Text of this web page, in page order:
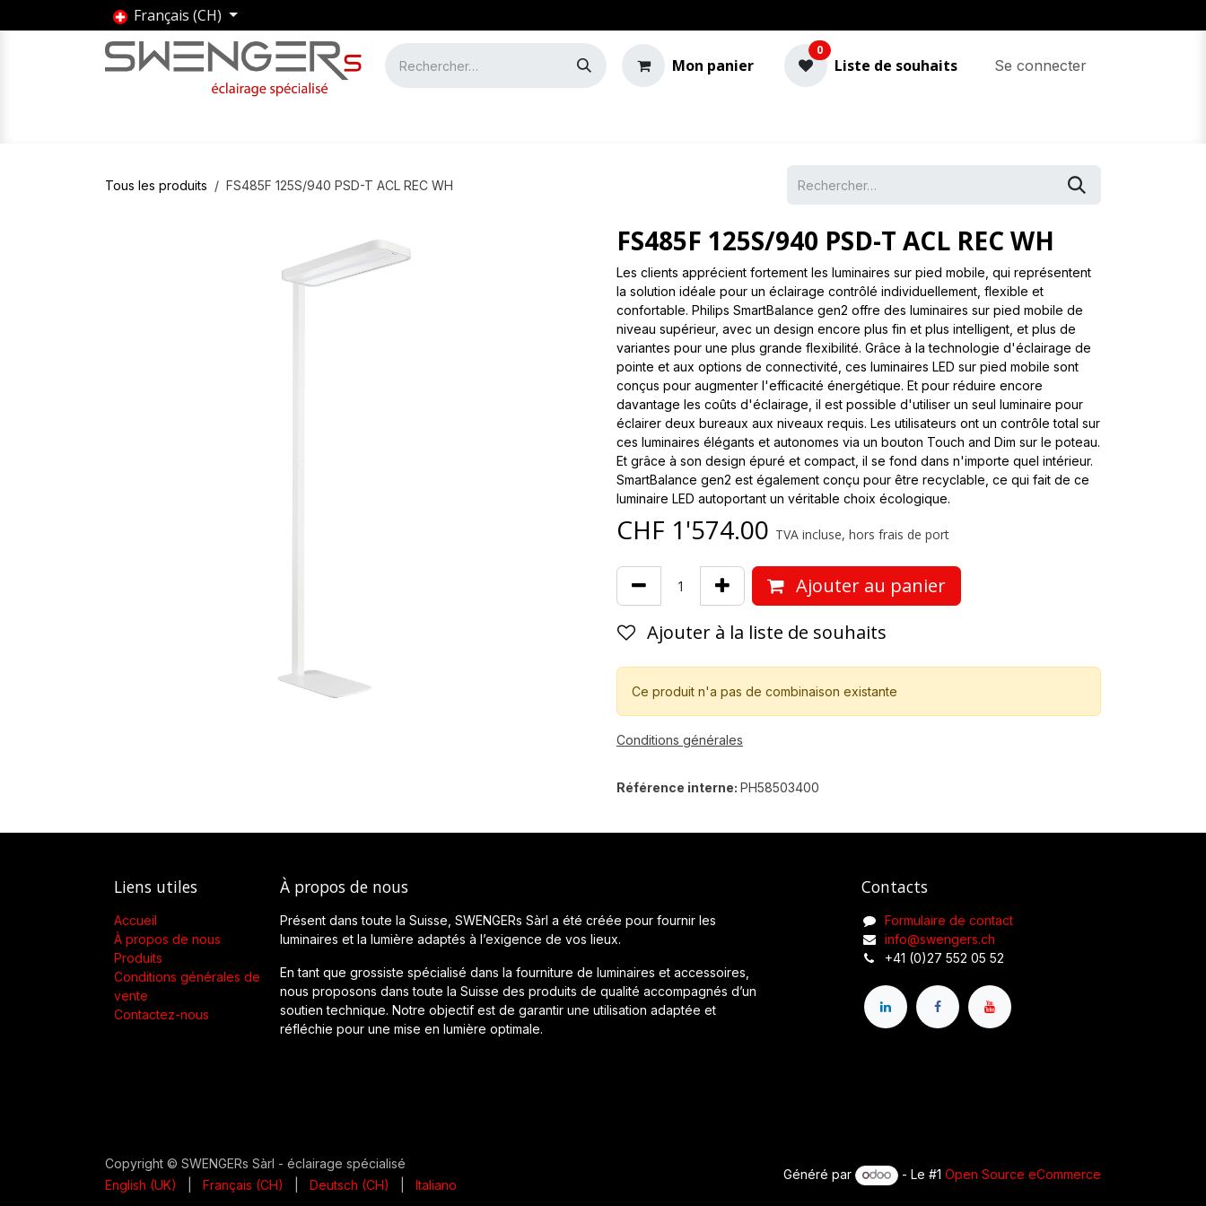
Se rendre au contenu
Français (CH)
Mon panier
0
Liste de souhaits Se connecter
Tous les produits FS485F 125S/940 PSD-T ACL REC WH
FS485F 125S/940 PSD-T ACL REC WH
Les clients apprécient fortement les luminaires sur pied mobile, qui représentent
la solution idéale pour un éclairage contrôlé individuellement, flexible et
confortable. Philips SmartBalance gen2 offre des luminaires sur pied mobile de
niveau supérieur, avec un design encore plus fin et plus intelligent, et plus de
variantes pour une plus grande flexibilité. Grâce à la technologie d'éclairage de
pointe et aux options de connectivité, ces luminaires LED sur pied mobile sont
conçus pour augmenter l'efficacité énergétique. Et pour réduire encore
davantage les coûts d'éclairage, il est possible d'utiliser un seul luminaire pour
éclairer deux bureaux aux niveaux requis. Les utilisateurs ont un contrôle total sur
ces luminaires élégants et autonomes via un bouton Touch and Dim sur le poteau.
Et grâce à son design épuré et compact, il se fond dans n'importe quel intérieur.
SmartBalance gen2 est également conçu pour être recyclable, ce qui fait de ce
luminaire LED autoportant un véritable choix écologique.
CHF 1'574.00 TVA incluse, hors frais de port
Ajouter au panier
Ajouter à la liste de souhaits
Ce produit n'a pas de combinaison existante
Conditions générales
Référence interne: PH58503400
Contacts
Formulaire de contact
info@swengers.ch
+41 (0)27 552 05 52
Liens utiles
Accueil
À propos de nous
Produits
Conditions générales de
vente
Contactez-nous
À propos de nous
Présent dans toute la Suisse, SWENGERs Sàrl a été créée pour fournir les
luminaires et la lumière adaptés à l’exigence de vos lieux.
En tant que grossiste spécialisé dans la fourniture de luminaires et accessoires,
nous proposons dans toute la Suisse des produits de qualité accompagnés d’un
soutien technique. Notre objectif est de garantir une utilisation adaptée et
réfléchie pour une mise en lumière optimale.
Copyright © SWENGERs Sàrl - éclairage spécialisé
English (UK)
Français (CH) Deutsch (CH) Italiano
Généré par - Le #1 Open Source eCommerce